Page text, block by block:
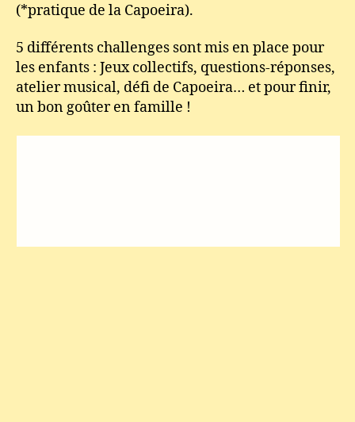
(*pratique de la Capoeira).
5 différents challenges sont mis en place pour
les enfants : Jeux collectifs, questions-réponses,
atelier musical, défi de Capoeira… et pour finir,
un bon goûter en famille !